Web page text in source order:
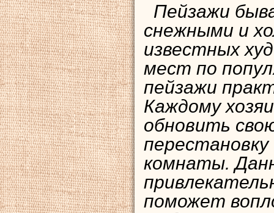
Пейзажи
снежными и
известных
мест по
пейзажи
Каждому
обновить
комнаты.
поможет